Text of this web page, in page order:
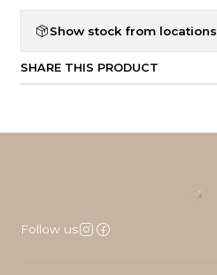
Show stock from locations
SHARE THIS PRODUCT
Follow us